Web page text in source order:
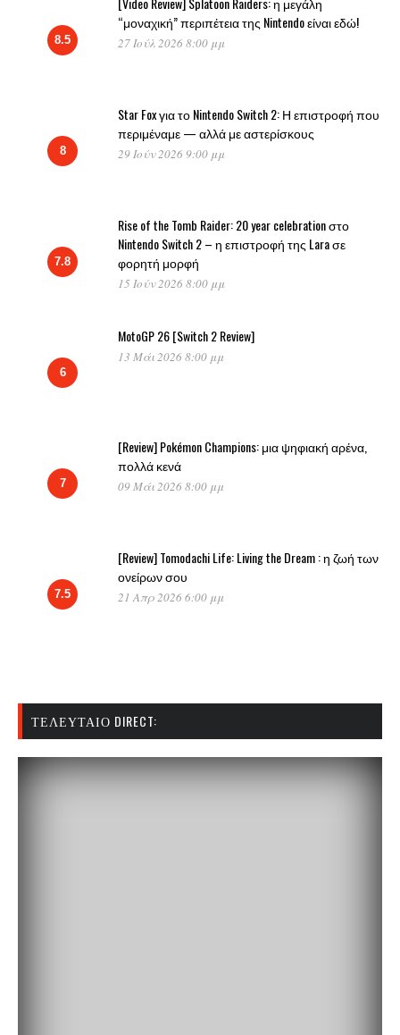
8.5
“μοναχική” περιπέτεια της Nintendo είναι εδώ!
27 Ιούλ 2026 8:00 μμ
8
Star Fox για το Nintendo Switch 2: Η επιστροφή που
περιμέναμε — αλλά με αστερίσκους
29 Ιούν 2026 9:00 μμ
7.8
Rise of the Tomb Raider: 20 year celebration στο
Nintendo Switch 2 – η επιστροφή της Lara σε
φορητή μορφή
15 Ιούν 2026 8:00 μμ
6
MotoGP 26 [Switch 2 Review]
13 Μάι 2026 8:00 μμ
7
[Review] Pokémon Champions: μια ψηφιακή αρένα,
πολλά κενά
09 Μάι 2026 8:00 μμ
7.5
[Review] Tomodachi Life: Living the Dream : η ζωή των
ονείρων σου
21 Απρ 2026 6:00 μμ
ΤΕΛΕΥΤΑΊΟ DIRECT: